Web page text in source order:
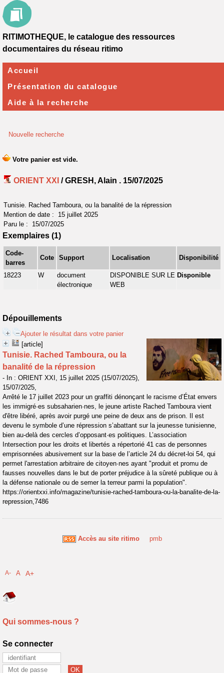
Nouvelle recherche
ORIENT XXI / GRESH, Alain . 15/07/2025
Tunisie. Rached Tamboura, ou la banalité de la répression
Mention de date : 15 juillet 2025
Paru le : 15/07/2025
Exemplaires (1)
Code-
barres
Cote Support Localisation Disponibilité
18223 W
document
électronique
DISPONIBLE SUR LE
WEB
Disponible
Dépouillements
Ajouter le résultat dans votre panier
[article]
Tunisie. Rached Tamboura, ou la
banalité de la répression
- In : ORIENT XXI, 15 juillet 2025 (15/07/2025),
15/07/2025,
Arrêté le 17 juillet 2023 pour un graffiti dénonçant le racisme d’État envers
les immigré·es subsaharien·nes, le jeune artiste Rached Tamboura vient
d'être libéré, après avoir purgé une peine de deux ans de prison. Il est
devenu le symbole d’une répression s’abattant sur la jeunesse tunisienne,
bien au-delà des cercles d’opposant·es politiques. L’association
Intersection pour les droits et libertés a répertorié 41 cas de personnes
emprisonnées abusivement sur la base de l’article 24 du décret-loi 54, qui
permet l'arrestation arbitraire de citoyen·nes ayant "produit et promu de
fausses nouvelles dans le but de porter préjudice à la sûreté publique ou à
la défense nationale ou de semer la terreur parmi la population".
https://orientxxi.info/magazine/tunisie-rached-tamboura-ou-la-banalite-de-la-
repression,7486
Accès au site ritimo pmb
RITIMOTHEQUE, le catalogue des ressources
documentaires du réseau ritimo
Accueil
Présentation du catalogue
Aide à la recherche
A- A A+
Qui sommes-nous ?
Se connecter